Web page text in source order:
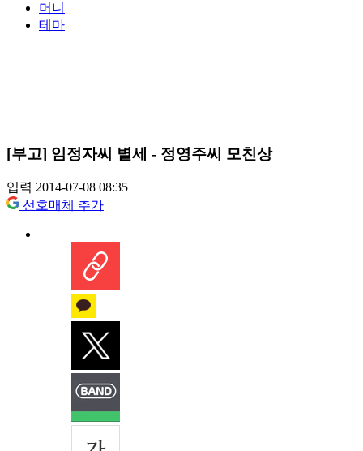
머니
테마
[부고] 임정자씨 별세 - 정영주씨 모친상
입력 2014-07-08 08:35
선호매체 추가